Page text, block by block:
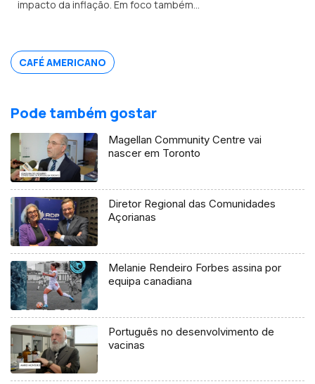
impacto da inflação. Em foco também a
americano
CAFÉ AMERICANO
Pode também gostar
Magellan Community Centre vai
nascer em Toronto
Diretor Regional das Comunidades
Açorianas
Melanie Rendeiro Forbes assina por
equipa canadiana
Português no desenvolvimento de
vacinas